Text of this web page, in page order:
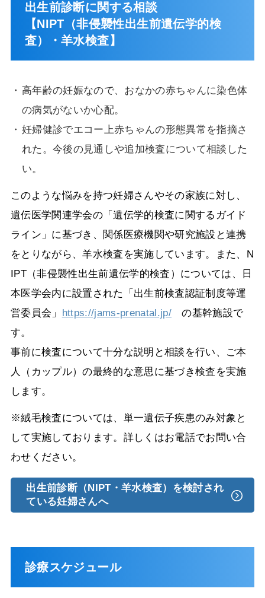
出生前診断に関する相談
【NIPT（非侵襲性出生前遺伝学的検
査）・羊水検査】
高年齢の妊娠なので、おなかの赤ちゃんに染色体
の病気がないか心配。
妊婦健診でエコー上赤ちゃんの形態異常を指摘さ
れた。今後の見通しや追加検査について相談した
い。
このような悩みを持つ妊婦さんやその家族に対し、
遺伝医学関連学会の「遺伝学的検査に関するガイド
ライン」に基づき、関係医療機関や研究施設と連携
をとりながら、羊水検査を実施しています。また、 N
IPT（非侵襲性出生前遺伝学的検査）については、日
本医学会内に設置された「出生前検査認証制度等運
営委員会」 https://jams-prenatal.jp/の基幹施設で
す。
事前に検査について十分な説明と相談を行い、ご本
人（カップル）の最終的な意思に基づき検査を実施
します。
※絨毛検査については、単一遺伝子疾患のみ対象と
して実施しております。詳しくはお電話でお問い合
わせください。
出生前診断（NIPT・羊水検査）を検討され
ている妊婦さんへ
診療スケジュール